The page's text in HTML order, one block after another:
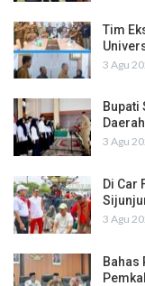
Tim
3 Agu
Bupati
Daerah
3 Agu
Di Car
3 Agu
Bahas